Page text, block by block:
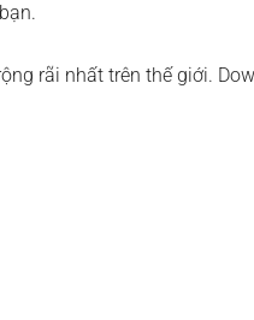
rãi nhất trên thế giới.